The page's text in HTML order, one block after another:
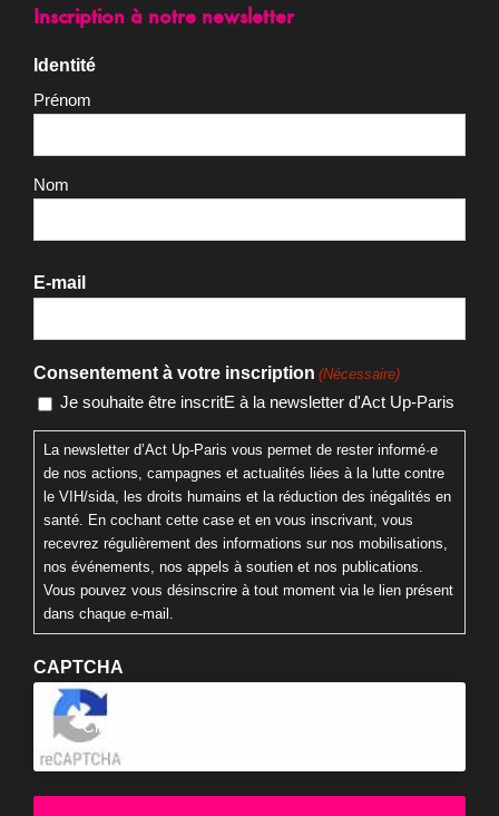
Inscription à notre newsletter
Identité
Prénom
Nom
E-mail
Consentement à votre inscription (Nécessaire)
Je souhaite être inscritE à la newsletter d'Act Up-Paris
La newsletter d’Act Up-Paris vous permet de rester informé·e
de nos actions, campagnes et actualités liées à la lutte contre
le VIH/sida, les droits humains et la réduction des inégalités en
santé. En cochant cette case et en vous inscrivant, vous
recevrez régulièrement des informations sur nos mobilisations,
nos événements, nos appels à soutien et nos publications.
Vous pouvez vous désinscrire à tout moment via le lien présent
dans chaque e-mail.
CAPTCHA
Cliquez pour accepter la validation reCaptcha.